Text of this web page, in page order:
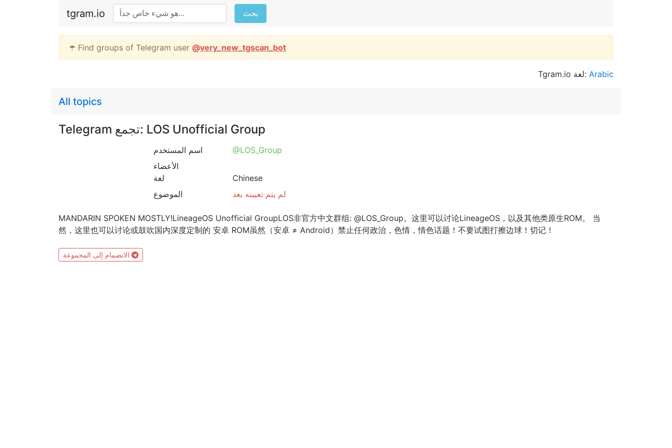
tgram.io بحث
☂️ Find groups of Telegram user @very_new_tgscan_bot
Tgram.io لغة: Arabic
All topics
Telegram تجمع: LOS Unofficial Group
اسم المستخدم
@LOS_Group
الأعضاء
لغة
Chinese
الموضوع
لم يتم تعيينه بعد
MANDARIN SPOKEN MOSTLY!LineageOS Unofficial GroupLOS非官方中文群组: @LOS_Group。这里可以讨论LineageOS，以及其他类原生ROM。 当
然，这里也可以讨论或鼓吹国内深度定制的 安卓 ROM虽然（安卓 ≠ Android）禁止任何政治，色情，情色话题！不要试图打擦边球！切记！